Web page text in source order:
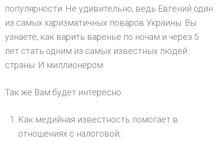
популярности. Не удивительно, ведь Евгений один
из самых харизматичных поваров Украины. Вы
узнаете, как варить варенье по ночам и через 5
лет стать одним из самых известных людей
страны. И миллионером.
Так же Вам будет интересно:
Как медийная известность помогает в
отношениях с налоговой;